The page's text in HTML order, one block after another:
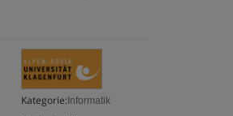
Kategorie: Informatik